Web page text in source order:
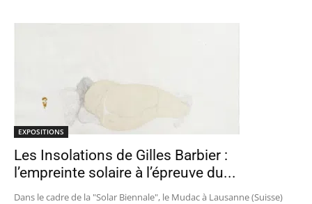
EXPOSITIONS
Les Insolations de Gilles Barbier :
l’empreinte solaire à l’épreuve du...
Dans le cadre de la "Solar Biennale", le Mudac à Lausanne (Suisse)